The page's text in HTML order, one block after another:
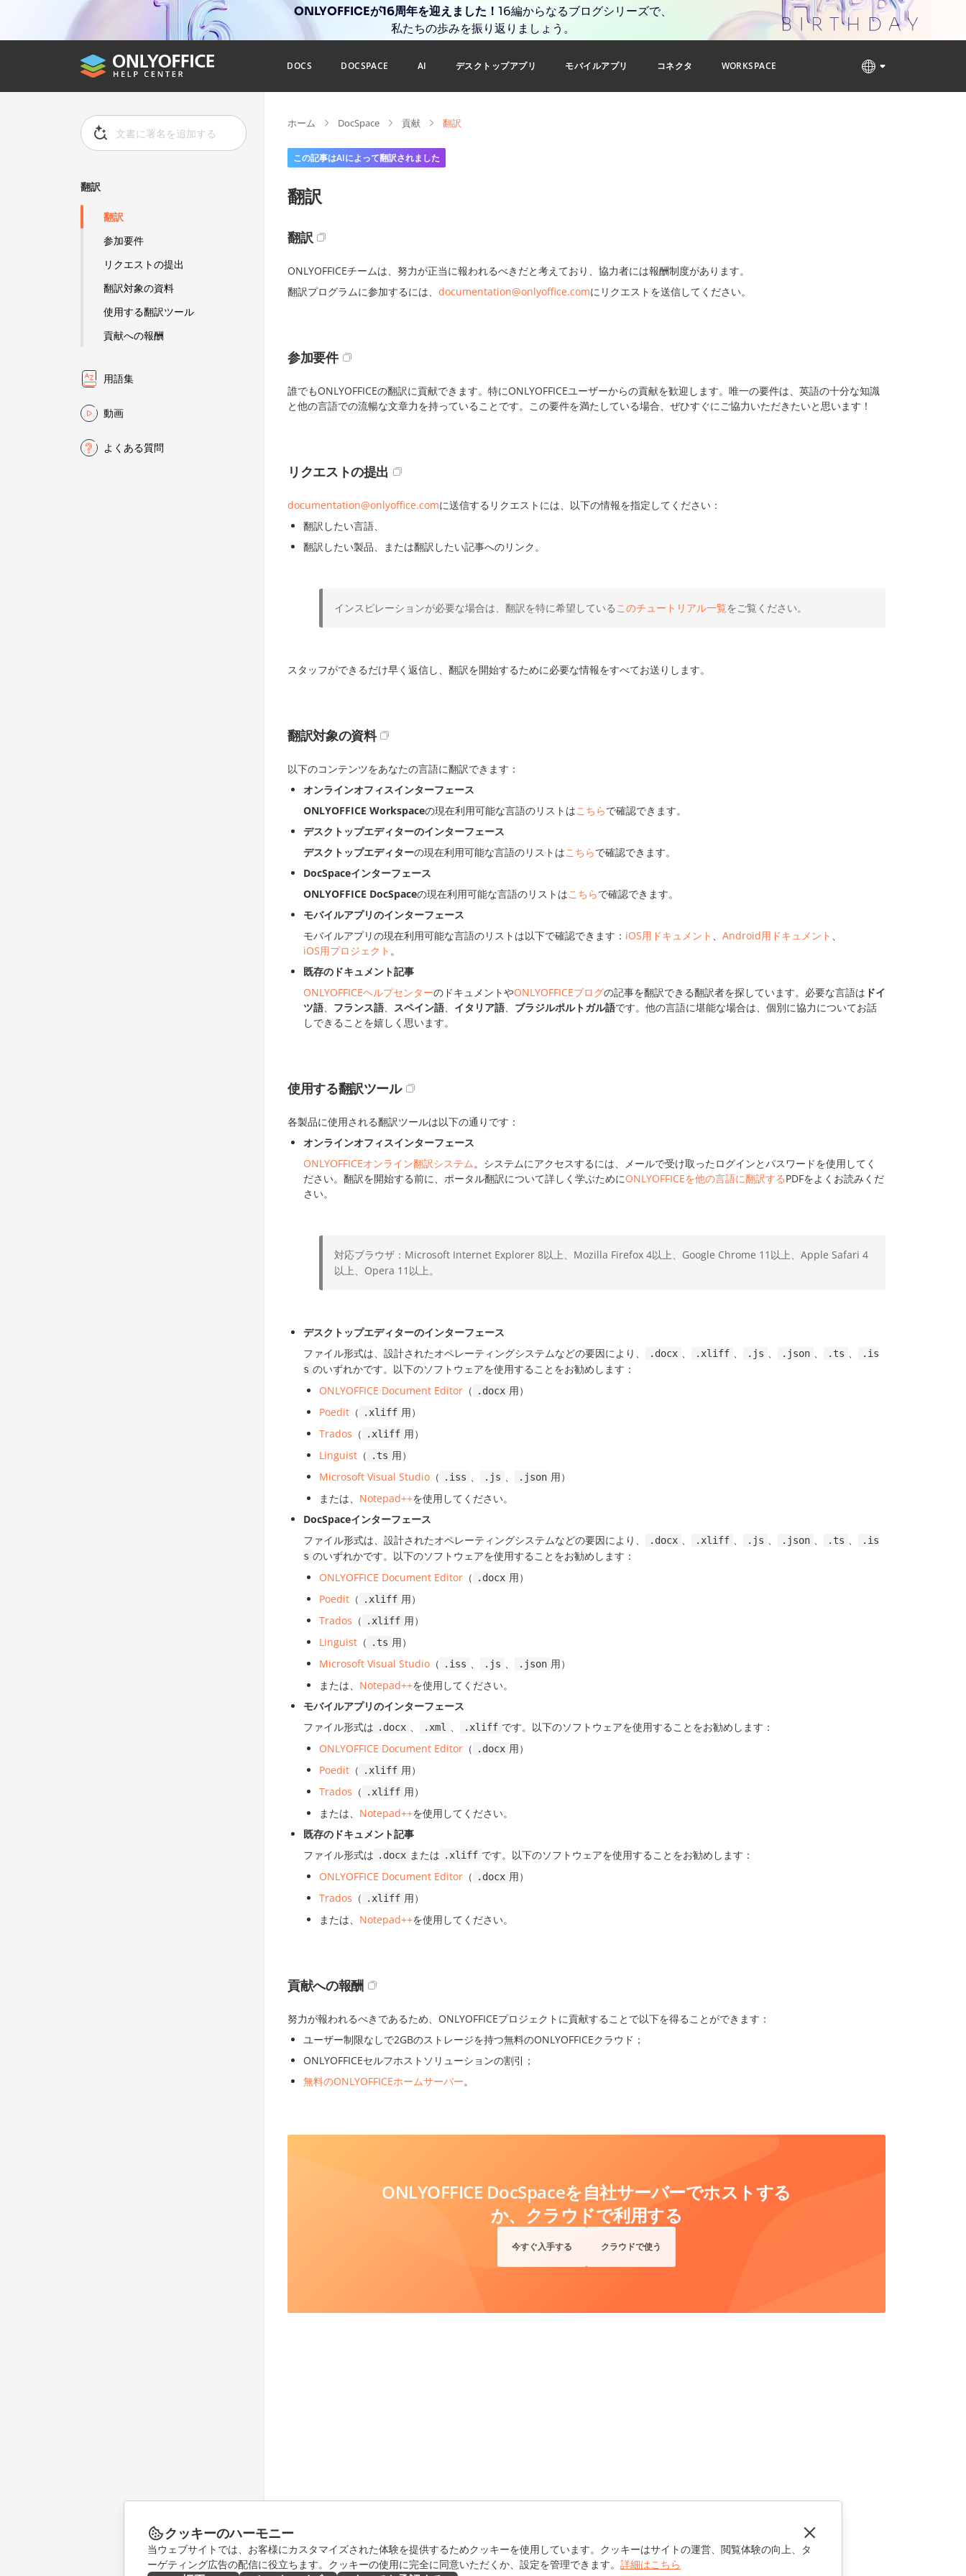
ONLYOFFICEが16周年を迎えました！ 16編からなるブログシリーズで、
私たちの歩みを振り返りましょう。
DOCS DOCSPACE AI デスクトップアプリ モバイルアプリ コネクタ WORKSPACE
翻訳
翻訳
参加要件
リクエストの提出
翻訳対象の資料
使用する翻訳ツール
貢献への報酬
用語集
動画
よくある質問
ホーム DocSpace 貢献 翻訳
この記事はAIによって翻訳されました
翻訳
翻訳
ONLYOFFICEチームは、努力が正当に報われるべきだと考えており、協力者には報酬制度があります。
翻訳プログラムに参加するには、 documentation@onlyoffice.comにリクエストを送信してください。
参加要件
誰でもONLYOFFICEの翻訳に貢献できます。特にONLYOFFICEユーザーからの貢献を歓迎します。唯一の要件は、英語の十分な知識
と他の言語での流暢な文章力を持っていることです。この要件を満たしている場合、ぜひすぐにご協力いただきたいと思います！
リクエストの提出
documentation@onlyoffice.comに送信するリクエストには、以下の情報を指定してください：
翻訳したい言語、
翻訳したい製品、または翻訳したい記事へのリンク。
インスピレーションが必要な場合は、翻訳を特に希望しているこのチュートリアル一覧をご覧ください。
スタッフができるだけ早く返信し、翻訳を開始するために必要な情報をすべてお送りします。
翻訳対象の資料
以下のコンテンツをあなたの言語に翻訳できます：
オンラインオフィスインターフェース
ONLYOFFICE Workspaceの現在利用可能な言語のリストはこちらで確認できます。
デスクトップエディターのインターフェース
デスクトップエディターの現在利用可能な言語のリストはこちらで確認できます。
DocSpaceインターフェース
ONLYOFFICE DocSpaceの現在利用可能な言語のリストはこちらで確認できます。
モバイルアプリのインターフェース
モバイルアプリの現在利用可能な言語のリストは以下で確認できます： iOS用ドキュメント 、 Android用ドキュメント 、
iOS用プロジェクト 。
既存のドキュメント記事
ONLYOFFICEヘルプセンターのドキュメントやONLYOFFICEブログの記事を翻訳できる翻訳者を探しています。必要な言語は ドイ
ツ語、 フランス語、 スペイン語、 イタリア語、 ブラジルポルトガル語です。他の言語に堪能な場合は、個別に協力についてお話
しできることを嬉しく思います。
使用する翻訳ツール
各製品に使用される翻訳ツールは以下の通りです：
オンラインオフィスインターフェース
ONLYOFFICEオンライン翻訳システム。システムにアクセスするには、メールで受け取ったログインとパスワードを使用してく
ださい。翻訳を開始する前に、ポータル翻訳について詳しく学ぶためにONLYOFFICEを他の言語に翻訳するPDFをよくお読みくだ
さい。
対応ブラウザ：Microsoft Internet Explorer 8以上、Mozilla Firefox 4以上、Google Chrome 11以上、Apple Safari 4
以上、Opera 11以上。
デスクトップエディターのインターフェース
ファイル形式は、設計されたオペレーティングシステムなどの要因により、
.docx 、 .xliff 、 .js 、 .json 、 .ts 、
.is
s のいずれかです。以下のソフトウェアを使用することをお勧めします：
ONLYOFFICE Document Editor （ .docx 用）
Poedit （ .xliff 用）
Trados （ .xliff 用）
Linguist （ .ts 用）
Microsoft Visual Studio （ .iss 、 .js 、 .json 用）
または、 Notepad++を使用してください。
DocSpaceインターフェース
ファイル形式は、設計されたオペレーティングシステムなどの要因により、
.docx 、 .xliff 、 .js 、 .json 、 .ts 、
.is
s のいずれかです。以下のソフトウェアを使用することをお勧めします：
ONLYOFFICE Document Editor （ .docx 用）
Poedit （ .xliff 用）
Trados （ .xliff 用）
Linguist （ .ts 用）
Microsoft Visual Studio （ .iss 、 .js 、 .json 用）
または、 Notepad++を使用してください。
モバイルアプリのインターフェース
ファイル形式は .docx 、 .xml 、 .xliff です。以下のソフトウェアを使用することをお勧めします：
ONLYOFFICE Document Editor （ .docx 用）
Poedit （ .xliff 用）
Trados （ .xliff 用）
または、 Notepad++を使用してください。
既存のドキュメント記事
ファイル形式は .docx または .xliff です。以下のソフトウェアを使用することをお勧めします：
ONLYOFFICE Document Editor （ .docx 用）
Trados （ .xliff 用）
または、 Notepad++を使用してください。
貢献への報酬
努力が報われるべきであるため、ONLYOFFICEプロジェクトに貢献することで以下を得ることができます：
ユーザー制限なしで2GBのストレージを持つ無料のONLYOFFICEクラウド；
ONLYOFFICEセルフホストソリューションの割引；
無料のONLYOFFICEホームサーバー。
ONLYOFFICE DocSpaceを自社サーバーでホストする
か、クラウドで利用する
今すぐ入手する クラウドで使う
クッキーのハーモニー
当ウェブサイトでは、お客様にカスタマイズされた体験を提供するためクッキーを使用しています。クッキーはサイトの運営、閲覧体験の向上、タ
ーゲティング広告の配信に役立ちます。クッキーの使用に完全に同意いただくか、設定を管理できます。 詳細はこちら